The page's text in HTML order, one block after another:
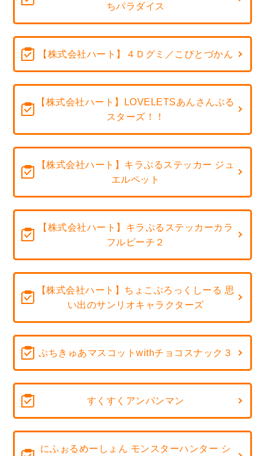
ちパラダイス
【株式会社ハート】４Ｄグミ／こびとづかん
【株式会社ハート】LOVELETSあんさんぶる
スターズ！！
【株式会社ハート】キラぷるステッカー ジュ
エルペット
【株式会社ハート】キラぷるステッカーカラ
フルピーチ２
【株式会社ハート】ちょこぶろっくしーる 思
い出のサンリオキャラクターズ
ぷちきゅあマスコットwithチョコスナック３
すくすくアンパンマン
にふぉるめーしょん モンスターハンター シ